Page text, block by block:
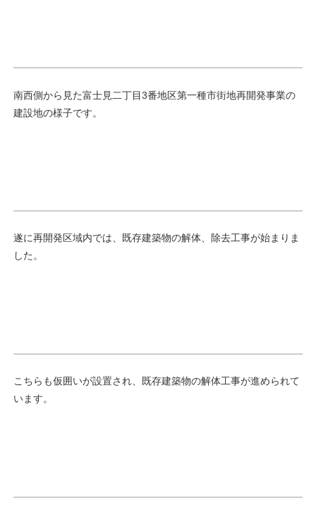
南西側から見た富士見二丁目3番地区第一種市街地再開発事業の
建設地の様子です。
遂に再開発区域内では、既存建築物の解体、除去工事が始まりま
した。
こちらも仮囲いが設置され、既存建築物の解体工事が進められて
います。